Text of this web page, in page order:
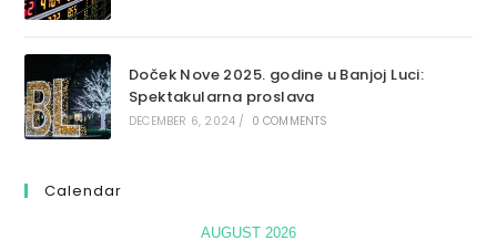
Doček Nove 2025. godine u Banjoj Luci:
Spektakularna proslava
DECEMBER 6, 2024 / 0 COMMENTS
Calendar
AUGUST 2026